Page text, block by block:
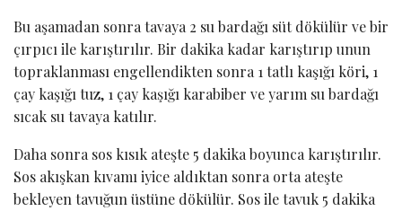
Bu aşamadan sonra tavaya 2 su bardağı süt dökülür ve bir
çırpıcı ile karıştırılır. Bir dakika kadar karıştırıp unun
topraklanması engellendikten sonra 1 tatlı kaşığı köri, 1
çay kaşığı tuz, 1 çay kaşığı karabiber ve yarım su bardağı
sıcak su tavaya katılır.
Daha sonra sos kısık ateşte 5 dakika boyunca karıştırılır.
Sos akışkan kıvamı iyice aldıktan sonra orta ateşte
bekleyen tavuğun üstüne dökülür. Sos ile tavuk 5 dakika